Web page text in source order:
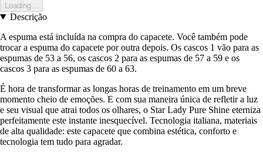
Loading...
Descrição
A espuma está incluída na compra do capacete. Você também pode
trocar a espuma do capacete por outra depois. Os cascos 1 vão para as
espumas de 53 a 56, os cascos 2 para as espumas de 57 a 59 e os
cascos 3 para as espumas de 60 a 63.
É hora de transformar as longas horas de treinamento em um breve
momento cheio de emoções. E com sua maneira única de refletir a luz
e seu visual que atrai todos os olhares, o Star Lady Pure Shine eterniza
perfeitamente este instante inesquecível. Tecnologia italiana, materiais
de alta qualidade: este capacete que combina estética, conforto e
tecnologia tem tudo para agradar.